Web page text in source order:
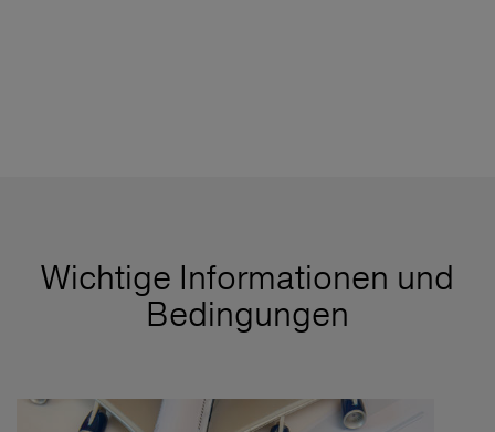
Wichtige Informationen und
Bedingungen